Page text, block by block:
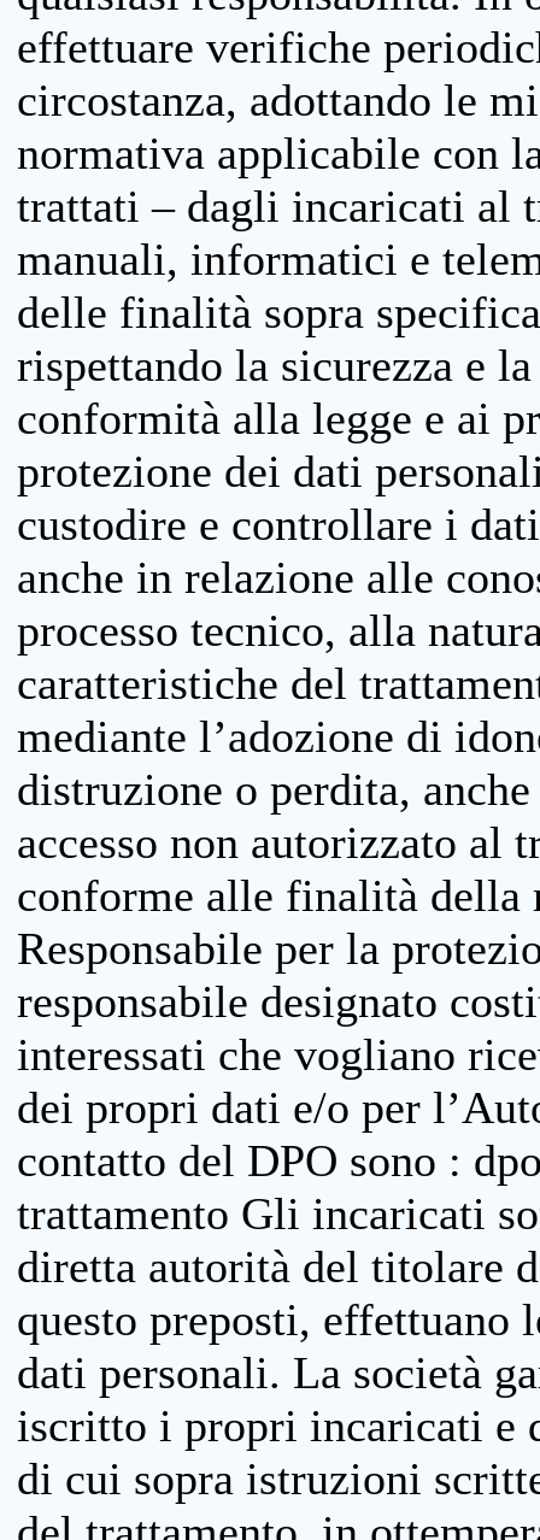
effettuare verifiche
circostanza, adottando le
normativa applicabile con
trattati – dagli incaricati al
manuali, informatici e
delle finalità sopra
rispettando la sicurezza e
conformità alla legge e ai
protezione dei dati
custodire e controllare i
anche in relazione alle
processo tecnico, alla
caratteristiche del
mediante l’adozione di
distruzione o perdita,
accesso non autorizzato al
conforme alle finalità della
Responsabile per la
responsabile designato
interessati che vogliano
dei propri dati e/o per
contatto del DPO sono :
trattamento Gli incaricati
diretta autorità del titolare
questo preposti, effettuano
dati personali. La società
iscritto i propri incaricati e
di cui sopra istruzioni